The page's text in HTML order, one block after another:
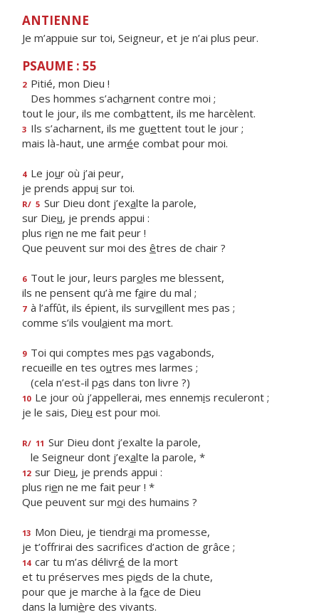
ANTIENNE
Je m’appuie sur toi, Seigneur, et je n’ai plus peur.
PSAUME : 55
2 Pitié, mon Dieu !
Des hommes s’acharnent contre moi ;
tout le jour, ils me combattent, ils me harcèlent.
3 Ils s’acharnent, ils me guettent tout le jour ;
mais là-haut, une armée combat pour moi.
4 Le jour où j’ai peur,
je prends appui sur toi.
R/ 5 Sur Dieu dont j’exalte la parole,
sur Dieu, je prends appui :
plus rien ne me fait peur !
Que peuvent sur moi des êtres de chair ?
6 Tout le jour, leurs paroles me blessent,
ils ne pensent qu’à me faire du mal ;
7 à l’affût, ils épient, ils surveillent mes pas ;
comme s’ils voulaient ma mort.
9 Toi qui comptes mes pas vagabonds,
recueille en tes outres mes larmes ;
(cela n’est-il pas dans ton livre ?)
10 Le jour où j’appellerai, mes ennemis reculeront ;
je le sais, Dieu est pour moi.
R/ 11 Sur Dieu dont j’exalte la parole,
le Seigneur dont j’exalte la parole, *
12 sur Dieu, je prends appui :
plus rien ne me fait peur ! *
Que peuvent sur moi des humains ?
13 Mon Dieu, je tiendrai ma promesse,
je t’offrirai des sacrifces d’action de grâce ;
14 car tu m’as délivré de la mort
et tu préserves mes pieds de la chute,
pour que je marche à la face de Dieu
dans la lumière des vivants.